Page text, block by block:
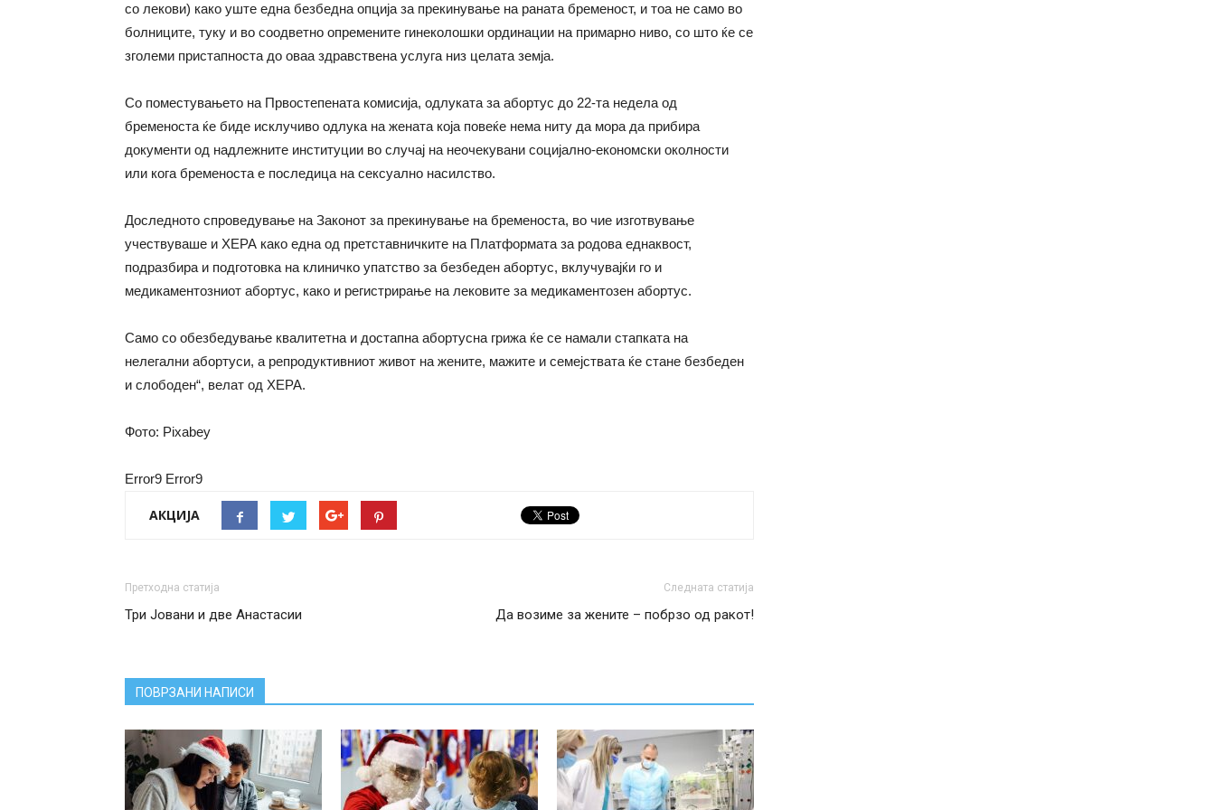
со лекови) како уште една безбедна опција за прекинување на раната бременост, и тоа не само во
болниците, туку и во соодветно опремените гинеколошки ординации на примарно ниво, со што ќе се
зголеми пристапноста до оваа здравствена услуга низ целата земја.
Со поместувањето на Првостепената комисија, одлуката за абортус до 22-та недела од
бременоста ќе биде исклучиво одлука на жената која повеќе нема ниту да мора да прибира
документи од надлежните институции во случај на неочекувани социјално-економски околности
или кога бременоста е последица на сексуално насилство.
Доследното спроведување на Законот за прекинување на бременоста, во чие изготвување
учествуваше и ХЕРА како една од претставничките на Платформата за родова еднаквост,
подразбира и подготовка на клиничко упатство за безбеден абортус, вклучувајќи го и
медикаментозниот абортус, како и регистрирање на лековите за медикаментозен абортус.
Само со обезбедување квалитетна и достапна абортусна грижа ќе се намали стапката на
нелегални абортуси, а репродуктивниот живот на жените, мажите и семејствата ќе стане безбеден
и слободен“, велат од ХЕРА.
Фото: Pixabey
Error9 Error9
АКЦИЈА
Претходна статија
Три Јовани и две Анастасии
Следната статија
Да возиме за жените – побрзо од ракот!
ПОВРЗАНИ НАПИСИ